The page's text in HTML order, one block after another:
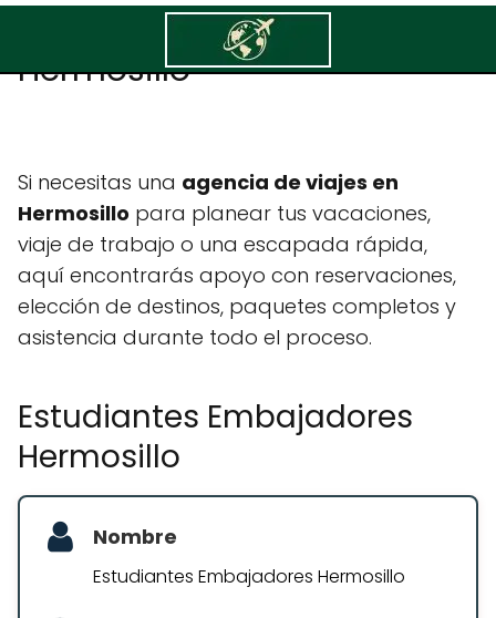
Estudiantes Embajadores
Hermosillo
Si necesitas una agencia de viajes en
Hermosillo para planear tus vacaciones,
viaje de trabajo o una escapada rápida,
aquí encontrarás apoyo con reservaciones,
elección de destinos, paquetes completos y
asistencia durante todo el proceso.
Estudiantes Embajadores
Hermosillo
Nombre
Estudiantes Embajadores Hermosillo